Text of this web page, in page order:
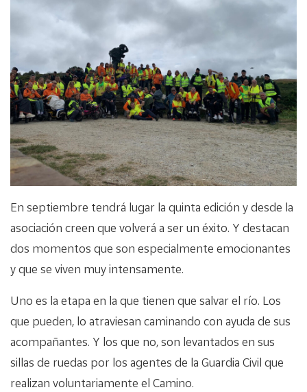
En septiembre tendrá lugar la quinta edición y desde la
asociación creen que volverá a ser un éxito. Y destacan
dos momentos que son especialmente emocionantes
y que se viven muy intensamente.
Uno es la etapa en la que tienen que salvar el río. Los
que pueden, lo atraviesan caminando con ayuda de sus
acompañantes. Y los que no, son levantados en sus
sillas de ruedas por los agentes de la Guardia Civil que
realizan voluntariamente el Camino.